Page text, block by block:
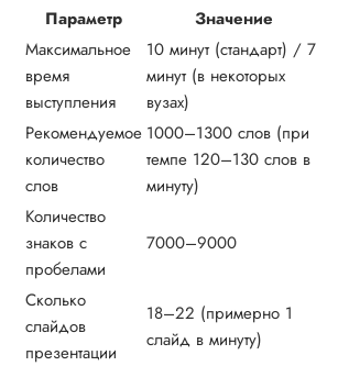
Параметр
Значение
Максимальное
время
выступления
10 минут (стандарт) / 7
минут (в некоторых
вузах)
Рекомендуемое
количество
слов
1000–1300 слов (при
темпе 120–130 слов в
минуту)
Количество
знаков с
пробелами
7000–9000
Сколько
слайдов
презентации
18–22 (примерно 1
слайд в минуту)